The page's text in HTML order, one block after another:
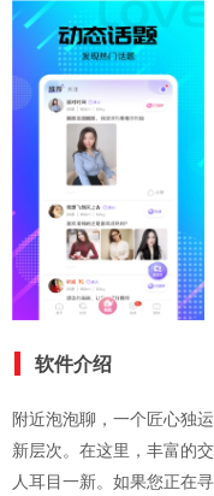
软件介绍
附近泡泡聊，一个匠心独
新层次。在这里，丰富的
人耳目一新。如果您正在